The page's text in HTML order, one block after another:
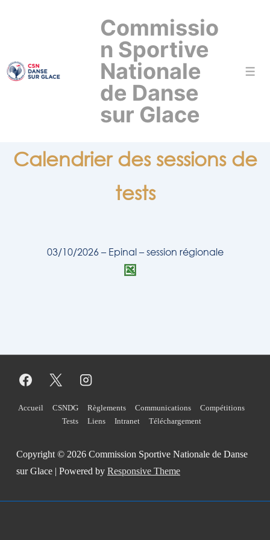
principal
Commissio
n Sportive
Nationale
de Danse
sur Glace
Calendrier des sessions de
tests
03/10/2026 – Epinal – session régionale
Menu
bas
de
page
Accueil CSNDG Règlements Communications
Compétitions
Tests
Liens Intranet Téléchargement
Copyright © 2026 Commission Sportive Nationale de Danse
sur Glace | Powered by Responsive Theme